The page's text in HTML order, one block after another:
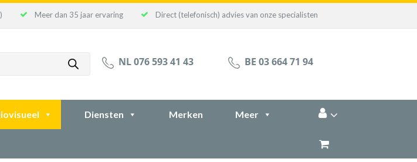
Meer dan 35 jaar ervaring Direct (telefonisch) advies van onze specialisten
NL 076 593 41 43 BE 03 664 71 94
Diensten Merken Meer